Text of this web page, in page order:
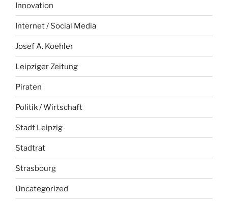
Innovation
Internet / Social Media
Josef A. Koehler
Leipziger Zeitung
Piraten
Politik / Wirtschaft
Stadt Leipzig
Stadtrat
Strasbourg
Uncategorized